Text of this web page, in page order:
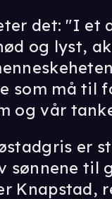
det: "I et
og lyst,
som må til
og vår
er
sønnene til
Knapstad,